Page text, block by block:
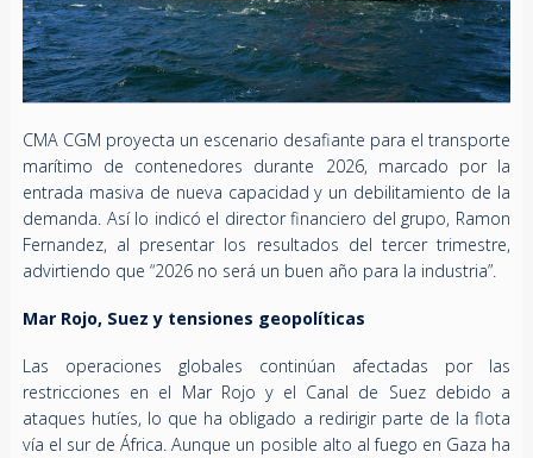
CMA CGM proyecta un escenario desafiante para el transporte
marítimo de contenedores durante 2026, marcado por la
entrada masiva de nueva capacidad y un debilitamiento de la
demanda. Así lo indicó el director financiero del grupo, Ramon
Fernandez, al presentar los resultados del tercer trimestre,
advirtiendo que “2026 no será un buen año para la industria”.
Mar Rojo, Suez y tensiones geopolíticas
Las operaciones globales continúan afectadas por las
restricciones en el Mar Rojo y el Canal de Suez debido a
ataques hutíes, lo que ha obligado a redirigir parte de la flota
vía el sur de África. Aunque un posible alto al fuego en Gaza ha